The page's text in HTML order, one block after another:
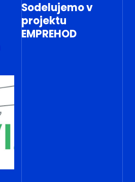
Sodelujemo v
projektu
EMPREHOD